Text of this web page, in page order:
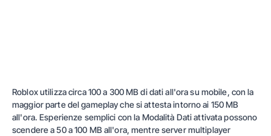
Roblox utilizza circa 100 a 300 MB di dati all'ora su mobile, con la
maggior parte del gameplay che si attesta intorno ai 150 MB
all'ora. Esperienze semplici con la Modalità Dati attivata possono
scendere a 50 a 100 MB all'ora, mentre server multiplayer